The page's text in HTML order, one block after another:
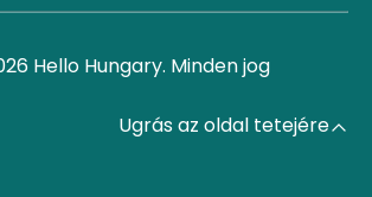
Hello Hungary. Minden jog
Ugrás az oldal tetejére